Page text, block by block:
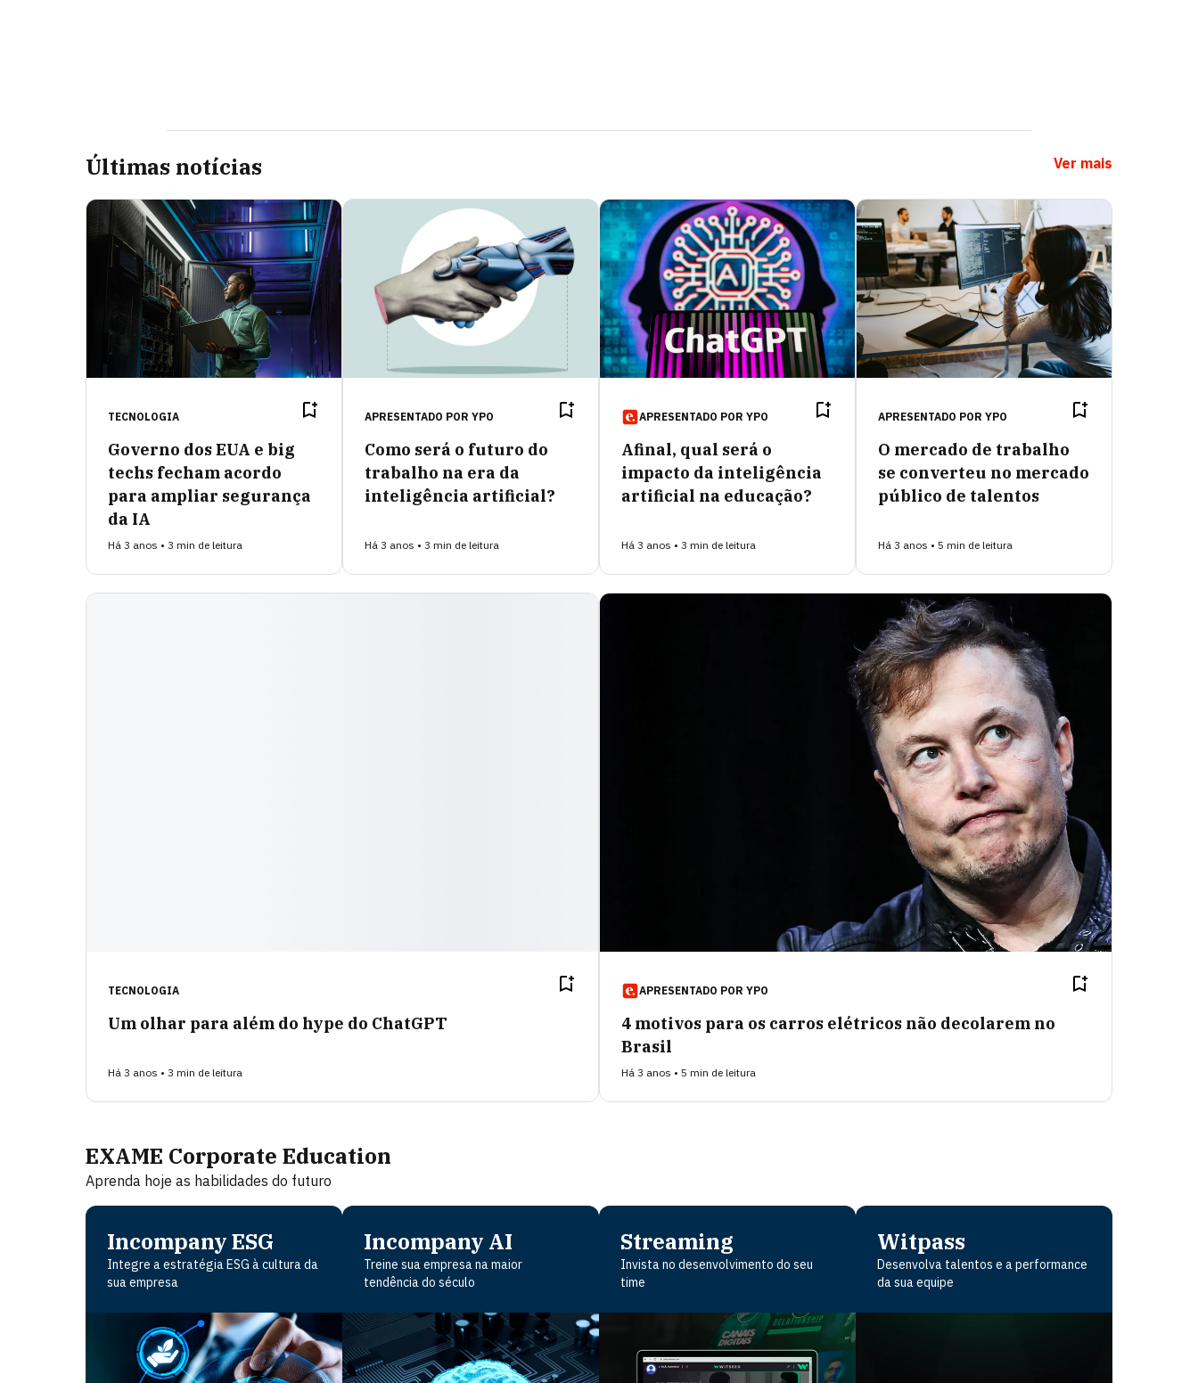
Últimas notícias Ver mais
TECNOLOGIA
Governo dos EUA e big
techs fecham acordo
para ampliar segurança
da IA
Há 3 anos • 3 min de leitura
APRESENTADO POR YPO
Como será o futuro do
trabalho na era da
inteligência artificial?
Há 3 anos • 3 min de leitura
APRESENTADO POR YPO
Afinal, qual será o
impacto da inteligência
artificial na educação?
Há 3 anos • 3 min de leitura
APRESENTADO POR YPO
O mercado de trabalho
se converteu no mercado
público de talentos
Há 3 anos • 5 min de leitura
TECNOLOGIA
Um olhar para além do hype do ChatGPT
Há 3 anos • 3 min de leitura
APRESENTADO POR YPO
4 motivos para os carros elétricos não decolarem no
Brasil
Há 3 anos • 5 min de leitura
EXAME Corporate Education
Aprenda hoje as habilidades do futuro
Incompany ESG
Integre a estratégia ESG à cultura da
sua empresa
Incompany AI
Treine sua empresa na maior
tendência do século
Streaming
Invista no desenvolvimento do seu
time
Witpass
Desenvolva talentos e a performance
da sua equipe